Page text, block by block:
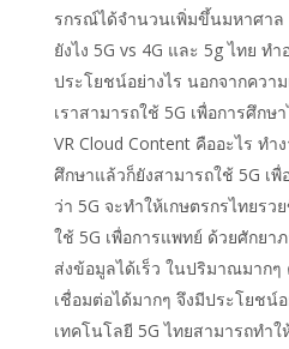
รกรณ์ได้จำนวนเพิ่มขึ้นมหาศาล
ยังไง 5G vs 4G และ 5g ไทย ท
ประโยชน์​อย่างไร นอกจากควา
เราสามารถใช้ 5G เพื่อการศึกษ
VR Cloud Content คืออะไร ทำ
ศึกษาแล้วก็ยังสามารถใช้ 5G เ
ว่า 5G จะทำให้เกษตรกรไทยร
ใช้ 5G เพื่อการแพทย์ ด้วยศักยา
ส่งข้อมูลได้เร็ว ในปริมาณมากๆ
เชื่อมต่อได้มากๆ จึงมีประโยชน์
เทคโนโลยี 5G ไทยสามารถทำ